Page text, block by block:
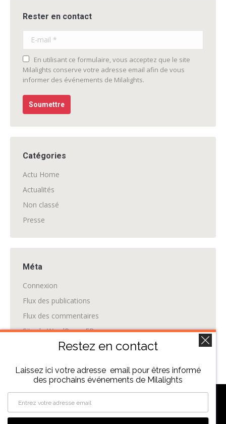
Rester en contact
En utilisant ce formulaire, vous acceptez que le site
Milalights conserve votre adresse email afin de vous
informer des événements de Milalights.
Soumettre
Catégories
Actu Home
Actualités
Non classé
Presse
Méta
Connexion
Flux des publications
Flux des commentaires
Site de WordPress-FR
Restez en contact
Laissez ici votre adresse email pour êtres informé
des prochains événements de Milalights